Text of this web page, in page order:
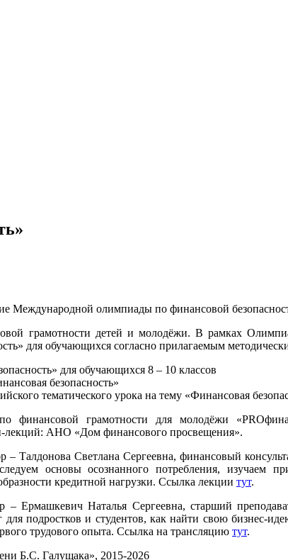
Международной олимпиады по финансовой
грамотности детей и молодёжи. В рамках
для обучающихся согласно прилагаемым
для обучающихся 8 – 10 классов
безопасность»
тематического урока на тему «Финансовая
финансовой грамотности для молодёжи
лекций: АНО «Дом финансового просвещения».
Талдонова Светлана Сергеевна, финансовый
основы осознанного потребления, изучаем
кредитной нагрузки. Ссылка лекции тут.
– Ермашкевич Наталья Сергеевна, старший
подростков и студентов, как найти свою бизнес-
трудового опыта. Ссылка на трансляцию тут.
Б.С. Галущака», 2015-2026